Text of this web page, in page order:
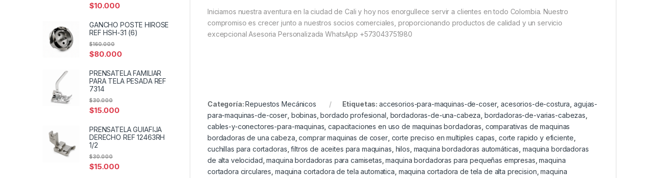
Iniciamos nuestra aventura en la ciudad de Cali y hoy nos enorgullece servir a clientes en todo Colombia. Nuestro
compromiso es crecer junto a nuestros socios comerciales, proporcionando productos de calidad y un servicio
excepcional Asesoria Personalizada WhatsApp +573043751980
Categoría:Repuestos Mecánicos Etiquetas: accesorios-para-maquinas-de-coser,acesorios-de-costura ,agujas-
para-maquinas-de-coser, bobinas ,bordado profesional bordadoras-de-una-cabeza bordadoras-de-varias-cabezas
cables-y-conectores-para-maquinas ,capacitaciones en uso de maquinas bordadoras comparativas de maquinas
bordadoras de una cabeza ,comprar maquinas de coser, corte preciso en multiples capas corte rapido y eficiente
cuchillas para cortadoras ,filtros de aceites para maquinas hilos maquina bordadoras automáticas ,maquina bordadoras
de alta velocidad ,maquina bordadoras para camisetas ,maquina bordadoras para pequeñas empresas ,maquina
cortadora circulares maquina cortadora de tela automatica maquina cortadora de tela de alta precision ,maquina
$10.000
GANCHO POSTE HIROSE
REF HSH-31 (6)
$80.000
$160.000
PRENSATELA FAMILIAR
PARA TELA PESADA REF
7314
$15.000
$30.000
PRENSATELA GUIAFIJA
DERECHO REF 12463RH
1/2
$15.000
$30.000